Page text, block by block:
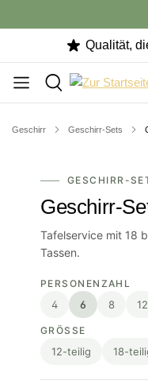
Qualität,
Geschirr Geschirr-Sets
GESCHIRR-
Geschirr-
Tafelservice mit 18
Tassen.
PERSONENZAHL
4 6 8 12
GRÖSSE
12-teilig 18-